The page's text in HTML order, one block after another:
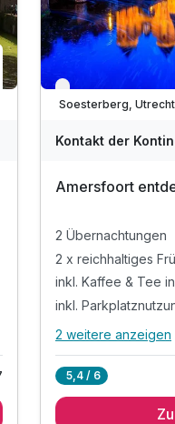
Verfügbar bis
Kontakt der
Amersfoort
2 Übernachtungen
2 x reichhaltiges
inkl. Kaffee & Tee
inkl.
Alle
2 x reichhaltiges
2 weitere anzeigen
5,4 / 6